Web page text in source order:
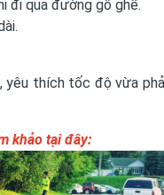
đi qua đường gồ ghề.
thích tốc độ vừa
khảo tại đây: